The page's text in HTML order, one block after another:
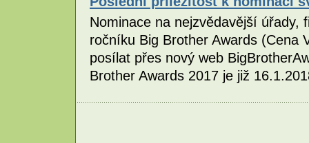
Nominace na nejzvědavější úřady,
ročníku Big Brother Awards (Cena
posílat přes nový web
Brother Awards 2017 je již